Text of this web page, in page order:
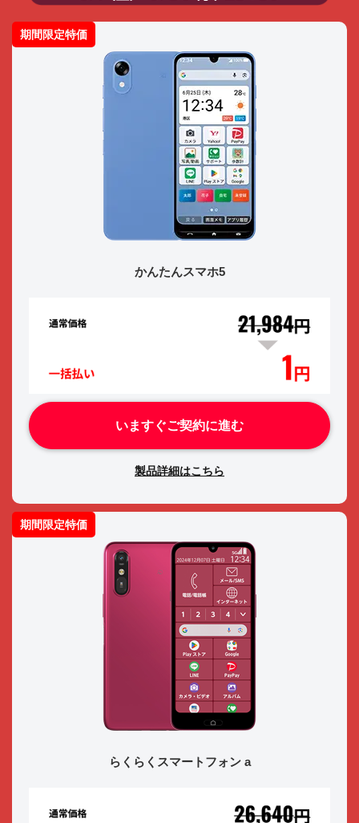
かんたんスマホ5
いますぐご契約に進む
製品詳細はこちら
期間限定特価
らくらくスマートフォン a
期間限定特価